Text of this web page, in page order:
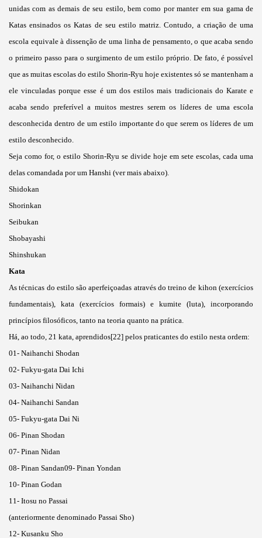
unidas com as demais de seu estilo, bem como por manter em sua gama de
Katas ensinados os Katas de seu estilo matriz. Contudo, a criação de uma
escola equivale à dissenção de uma linha de pensamento, o que acaba sendo
o primeiro passo para o surgimento de um estilo próprio. De fato, é possível
que as muitas escolas do estilo Shorin-Ryu hoje existentes só se mantenham a
ele vinculadas porque esse é um dos estilos mais tradicionais do Karate e
acaba sendo preferível a muitos mestres serem os líderes de uma escola
desconhecida dentro de um estilo importante do que serem os líderes de um
estilo desconhecido.
Seja como for, o estilo Shorin-Ryu se divide hoje em sete escolas, cada uma
delas comandada por um Hanshi (ver mais abaixo).
Shidokan
Shorinkan
Seibukan
Shobayashi
Shinshukan
Kata
As técnicas do estilo são aperfeiçoadas através do treino de kihon (exercícios
fundamentais), kata (exercícios formais) e kumite (luta), incorporando
princípios filosóficos, tanto na teoria quanto na prática.
Há, ao todo, 21 kata, aprendidos[22] pelos praticantes do estilo nesta ordem:
01- Naihanchi Shodan
02- Fukyu-gata Dai Ichi
03- Naihanchi Nidan
04- Naihanchi Sandan
05- Fukyu-gata Dai Ni
06- Pinan Shodan
07- Pinan Nidan
08- Pinan Sandan09- Pinan Yondan
10- Pinan Godan
11- Itosu no Passai
(anteriormente denominado Passai Sho)
12- Kusanku Sho